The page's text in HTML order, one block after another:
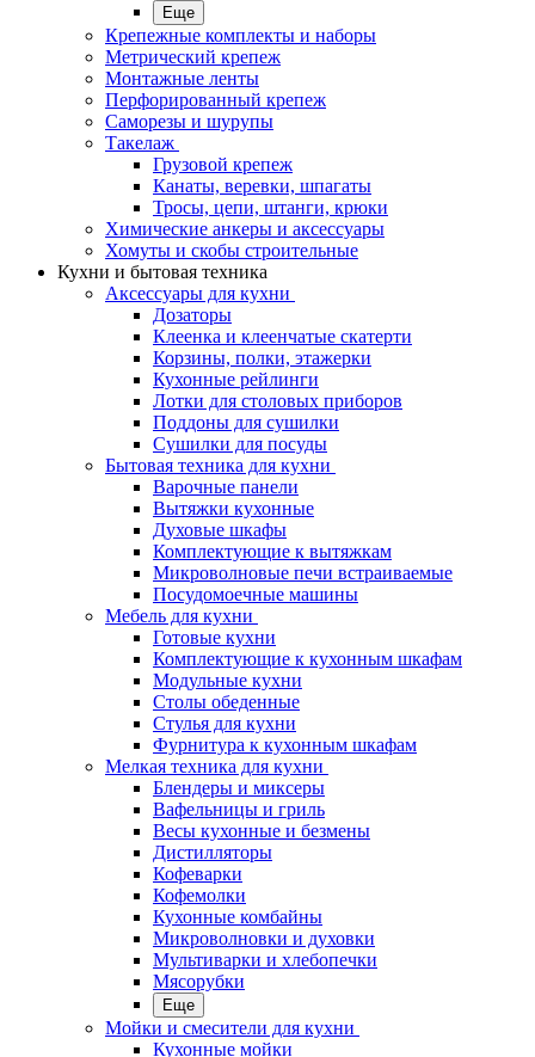
Еще
Крепежные комплекты и наборы
Метрический крепеж
Монтажные ленты
Перфорированный крепеж
Саморезы и шурупы
Такелаж
Грузовой крепеж
Канаты, веревки, шпагаты
Тросы, цепи, штанги, крюки
Химические анкеры и аксессуары
Хомуты и скобы строительные
Кухни и бытовая техника
Аксессуары для кухни
Дозаторы
Клеенка и клеенчатые скатерти
Корзины, полки, этажерки
Кухонные рейлинги
Лотки для столовых приборов
Поддоны для сушилки
Сушилки для посуды
Бытовая техника для кухни
Варочные панели
Вытяжки кухонные
Духовые шкафы
Комплектующие к вытяжкам
Микроволновые печи встраиваемые
Посудомоечные машины
Мебель для кухни
Готовые кухни
Комплектующие к кухонным шкафам
Модульные кухни
Столы обеденные
Стулья для кухни
Фурнитура к кухонным шкафам
Мелкая техника для кухни
Блендеры и миксеры
Вафельницы и гриль
Весы кухонные и безмены
Дистилляторы
Кофеварки
Кофемолки
Кухонные комбайны
Микроволновки и духовки
Мультиварки и хлебопечки
Мясорубки
Еще
Мойки и смесители для кухни
Кухонные мойки